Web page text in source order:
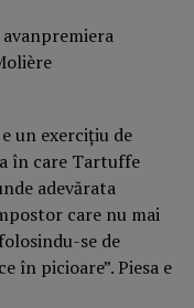
un exercițiu de
în care Tartuffe
adevărata
care nu mai
se de
în picioare”. Piesa e